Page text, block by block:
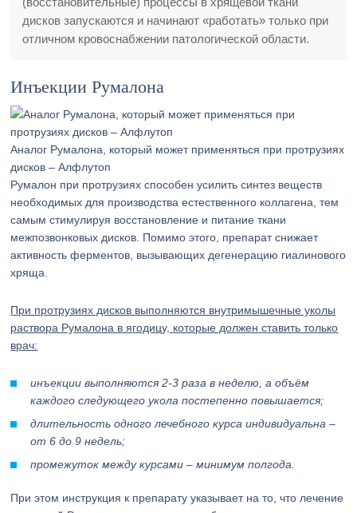
дисков запускаются и начинают «работать» только при
отличном кровоснабжении патологической области.
Инъекции Румалона
Аналог Румалона, который может применяться при протрузиях
дисков – Алфлутоп
Румалон при протрузиях способен усилить синтез веществ
необходимых для производства естественного коллагена, тем
самым стимулируя восстановление и питание ткани
межпозвонковых дисков. Помимо этого, препарат снижает
активность ферментов, вызывающих дегенерацию гиалинового
хряща.
При протрузиях дисков выполняются внутримышечные уколы
раствора Румалона в ягодицу, которые должен ставить только
врач:
инъекции выполняются 2-3 раза в неделю, а объём
каждого следующего укола постепенно повышается;
длительность одного лечебного курса индивидуальна –
от 6 до 9 недель;
промежуток между курсами – минимум полгода.
При этом инструкция к препарату указывает на то, что лечение